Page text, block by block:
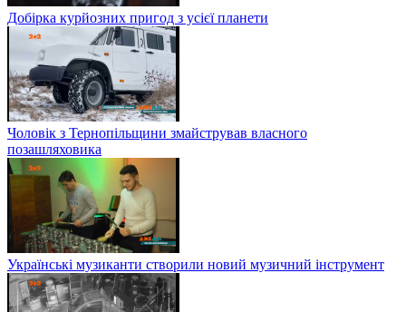
Добірка курйозних пригод з усієї планети
Чоловік з Тернопільщини змайстрував власного
позашляховика
Українські музиканти створили новий музичний інструмент